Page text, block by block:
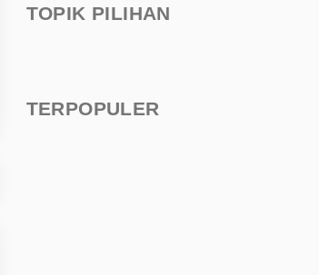
TOPIK PILIHAN
TERPOPULER